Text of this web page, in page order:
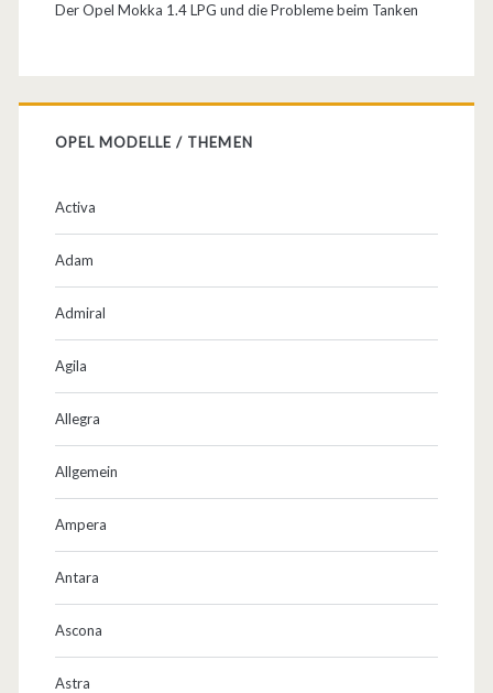
2
t
n
–
Der Opel Mokka 1.4 LPG und die Probleme beim Tanken
OPEL MODELLE / THEMEN
Activa
Adam
Admiral
Agila
Allegra
Allgemein
Ampera
Antara
Ascona
Astra